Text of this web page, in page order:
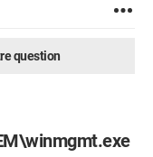
question